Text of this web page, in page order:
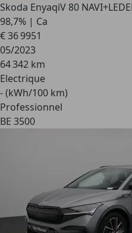
Skoda EnyaqiV 80
98,7% | Ca
€ 36 9951
05/2023
64 342 km
Electrique
- (kWh/100 km)
Professionnel
BE 3500